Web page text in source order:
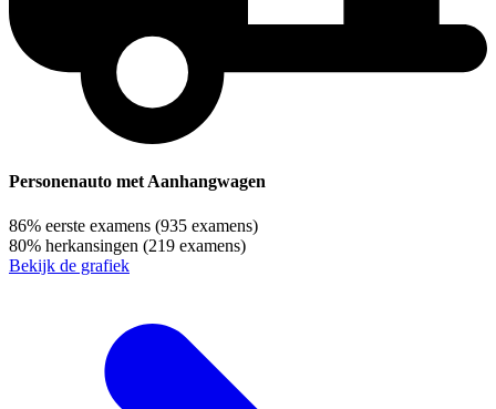
Personenauto met Aanhangwagen
86% eerste examens (935 examens)
80% herkansingen (219 examens)
Bekijk de grafiek